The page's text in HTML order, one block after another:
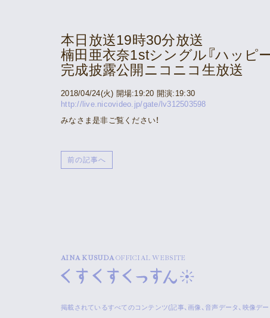
本日放送19時30分放送
楠田亜衣奈1stシングル『ハッピー
完成披露公開ニコニコ生放送
2018/04/24(火) 開場:19:20 開演:19:30
http://live.nicovideo.jp/gate/lv312503598
みなさま是非ご覧ください！
前の記事へ
AINA KUSUDAOFFICIAL WEBSITE
掲載されているすべてのコンテンツ(記事、画像、音声データ、映像デ